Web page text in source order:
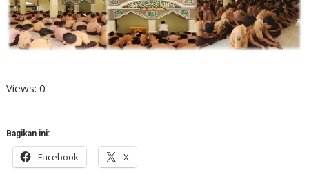
Views: 0
Bagikan ini:
Facebook X